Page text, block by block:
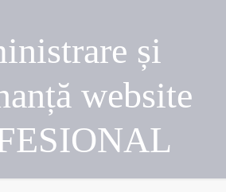
și
website